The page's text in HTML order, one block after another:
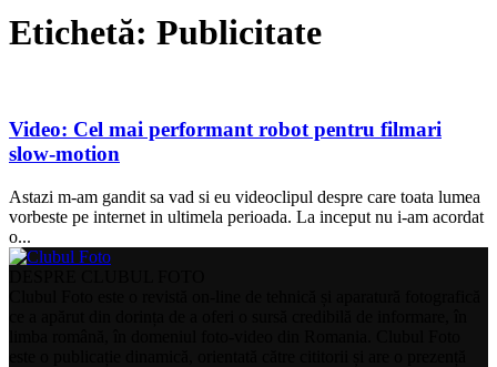
Etichetă: Publicitate
Video: Cel mai performant robot pentru filmari
slow-motion
Astazi m-am gandit sa vad si eu videoclipul despre care toata lumea
vorbeste pe internet in ultimela perioada. La inceput nu i-am acordat
o...